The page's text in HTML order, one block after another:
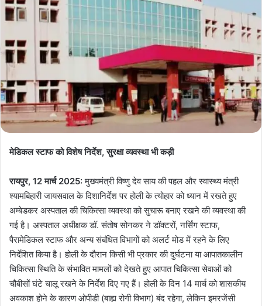
मेडिकल स्टाफ को विशेष निर्देश, सुरक्षा व्यवस्था भी कड़ी
रायपुर, 12 मार्च 2025:मुख्यमंत्री विष्णु देव साय की पहल और स्वास्थ्य मंत्री
श्यामबिहारी जायसवाल के दिशानिर्देश पर होली के त्योहार को ध्यान में रखते हुए
अम्बेडकर अस्पताल की चिकित्सा व्यवस्था को सुचारू बनाए रखने की व्यवस्था की
गई है। अस्पताल अधीक्षक डॉ. संतोष सोनकर ने डॉक्टरों, नर्सिंग स्टाफ,
पैरामेडिकल स्टाफ और अन्य संबंधित विभागों को अलर्ट मोड में रहने के लिए
निर्देशित किया है। होली के दौरान किसी भी प्रकार की दुर्घटना या आपातकालीन
चिकित्सा स्थिति के संभावित मामलों को देखते हुए आपात चिकित्सा सेवाओं को
चौबीसों घंटे चालू रखने के निर्देश दिए गए हैं। होली के दिन 14 मार्च को शासकीय
अवकाश होने के कारण ओपीडी (बाह्य रोगी विभाग) बंद रहेगा, लेकिन इमरजेंसी